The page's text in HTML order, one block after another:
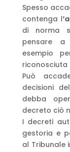
Spesso
contenga l
di norma
pensare a
esempio
Può
decisioni
debba
decreto ciò
I decreti
gestoria e
al Tribunale